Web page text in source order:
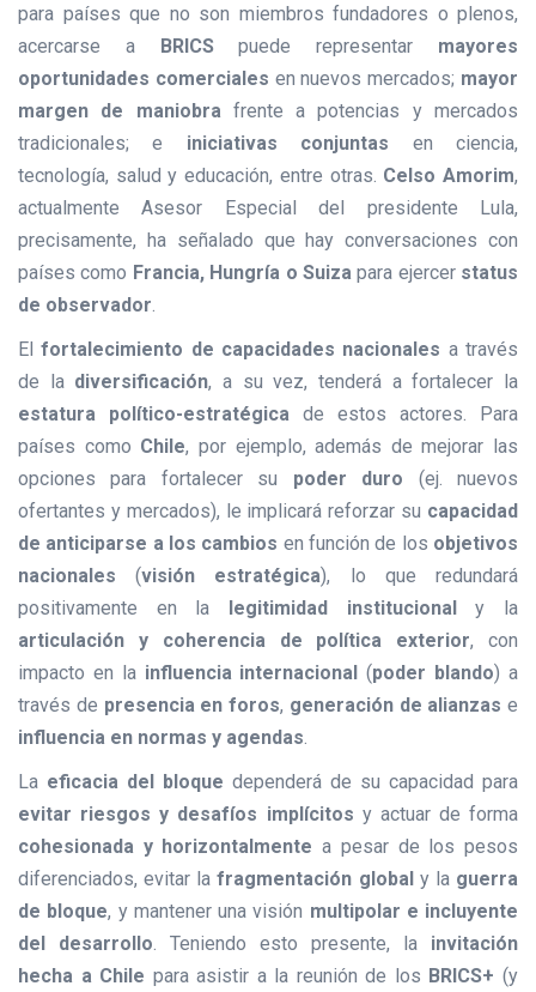
para países que no son miembros fundadores o plenos,
acercarse a BRICSpuede representar mayores
oportunidades comerciales en nuevos mercados; mayor
margen de maniobrafrente a potencias y mercados
tradicionales; e iniciativas conjuntas en ciencia,
tecnología, salud y educación, entre otras. Celso Amorim,
actualmente Asesor Especial del presidente Lula,
precisamente, ha señalado que hay conversaciones con
países como Francia, Hungría o Suizapara ejercer status
de observador.
Elfortalecimiento de capacidades nacionales a través
de la diversificación, a su vez, tenderá a fortalecer la
estatura político-estratégica de estos actores. Para
países como Chile, por ejemplo, además de mejorar las
opciones para fortalecer su poder duro (ej. nuevos
ofertantes y mercados), le implicará reforzar su capacidad
de anticiparse a los cambios en función de los objetivos
nacionales (visión estratégica), lo que redundará
positivamente en la legitimidad institucionaly la
articulación y coherencia de política exterior, con
impacto en la influencia internacional (poder blando) a
través de presencia en foros, generación de alianzas e
influencia en normas y agendas.
La eficacia del bloque dependerá de su capacidad para
evitar riesgos y desafíos implícitos y actuar de forma
cohesionada y horizontalmente a pesar de los pesos
diferenciados, evitar lafragmentación globaly la guerra
de bloque, y mantener una visión multipolar e incluyente
del desarrollo. Teniendo esto presente, la invitación
hecha a Chile para asistir a la reunión de los BRICS+ (y